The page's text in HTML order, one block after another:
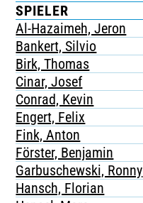
TICKETING
SPIELER
Al-Hazaimeh, Jeron
Bankert, Silvio
Birk, Thomas
Cinar, Josef
Conrad, Kevin
Engert, Felix
Fink, Anton
Förster, Benjamin
Garbuschewski, Ronny
Hansch, Florian